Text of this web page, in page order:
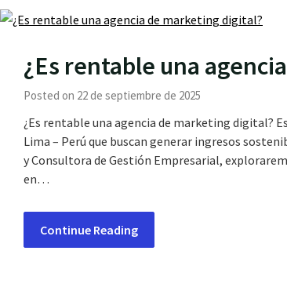
¿Es rentable una
Posted on 22 de septiembre de 2025
¿Es rentable una agencia de marketing digital?
Lima – Perú que buscan generar ingresos
y Consultora de Gestión Empresarial,
en…
Continue Reading